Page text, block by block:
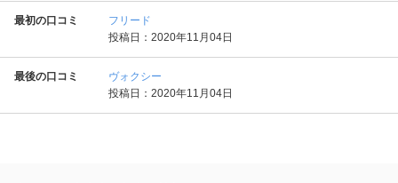
最初の口コミ
フリード
投稿日：2020年11月04日
最後の口コミ
ヴォクシー
投稿日：2020年11月04日